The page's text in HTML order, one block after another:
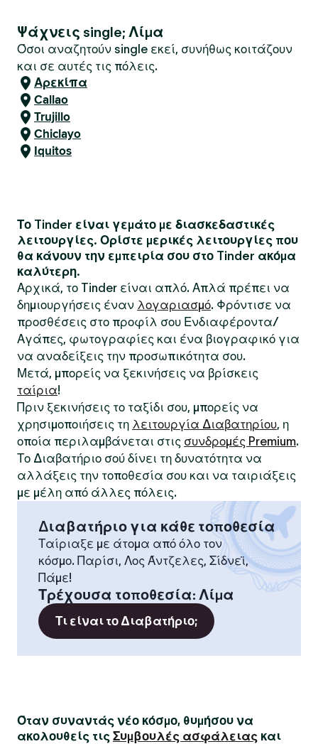
Ψάχνεις single; Λίμα
Όσοι αναζητούν single εκεί, συνήθως κοιτάζουν
και σε αυτές τις πόλεις.
Αρεκίπα
Callao
Trujillo
Chiclayo
Iquitos
Το Tinder είναι γεμάτο με διασκεδαστικές
λειτουργίες. Ορίστε μερικές λειτουργίες που
θα κάνουν την εμπειρία σου στο Tinder ακόμα
καλύτερη.
Αρχικά, το Tinder είναι απλό. Απλά πρέπει να
δημιουργήσεις έναν λογαριασμό. Φρόντισε να
προσθέσεις στο προφίλ σου Ενδιαφέροντα/
Αγάπες, φωτογραφίες και ένα βιογραφικό για
να αναδείξεις την προσωπικότητα σου.
Μετά, μπορείς να ξεκινήσεις να βρίσκεις
ταίρια!
Πριν ξεκινήσεις το ταξίδι σου, μπορείς να
χρησιμοποιήσεις τη λειτουργία Διαβατηρίου, η
οποία περιλαμβάνεται στις συνδρομές Premium.
Το Διαβατήριο σού δίνει τη δυνατότητα να
αλλάξεις την τοποθεσία σου και να ταιριάξεις
με μέλη από άλλες πόλεις.
Διαβατήριο για κάθε τοποθεσία
Ταίριαξε με άτομα από όλο τον
κόσμο. Παρίσι, Λος Άντζελες, Σίδνεϊ,
Πάμε!
Τρέχουσα τοποθεσία: Λίμα
Τι είναι το Διαβατήριο;
Όταν συναντάς νέο κόσμο, θυμήσου να
ακολουθείς τις Συμβουλές ασφάλειας και